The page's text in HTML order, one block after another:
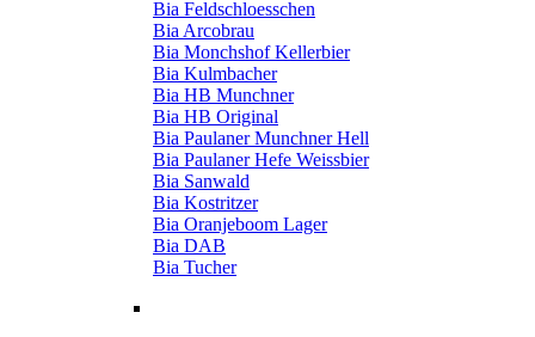
Bia Feldschloesschen
Bia Arcobrau
Bia Monchshof Kellerbier
Bia Kulmbacher
Bia HB Munchner
Bia HB Original
Bia Paulaner Munchner Hell
Bia Paulaner Hefe Weissbier
Bia Sanwald
Bia Kostritzer
Bia Oranjeboom Lager
Bia DAB
Bia Tucher